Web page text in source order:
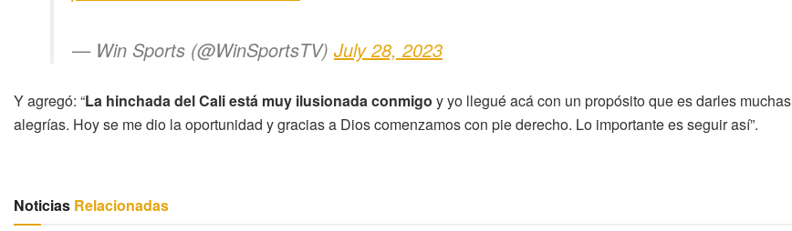
— Win Sports (@WinSportsTV) July 28, 2023
Y agregó: “La hinchada del Cali está muy ilusionada conmigo y yo llegué acá con un propósito que es darles muchas
alegrías. Hoy se me dio la oportunidad y gracias a Dios comenzamos con pie derecho. Lo importante es seguir así”.
Noticias Relacionadas